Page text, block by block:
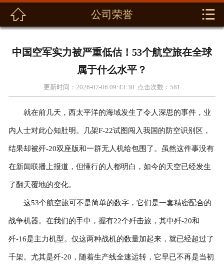
产品展示
解决方案
资料下载
联系我们
 公司荣誉 
中国空军实力被严重低估！53个航空旅在全球
属于什么水平？
更新时间：2026-02-06 09:43:30 点击次数： 581
就在前几天，西太平洋的海域发生了令人深思的事件，业
内人士对此心知肚明。几架F-22试图闯入我国的防空识别区，
结果却被歼-20双座版和一群无人机给包围了。虽然这件事没有
在新闻联播上报道，但懂行的人都明白，如今的天空已经发生
了翻天覆地的变化。
这53个航空旅可不是简单的数字，它们是一套精密配合的
战争机器。在我们的手中，握有22个歼击旅，其中歼-20和
歼-16是主力机型。仅这两种战机的数量加起来，就已经超过了
千架。尤其是歼-20，随着生产线全速运转，它早已不再是当初